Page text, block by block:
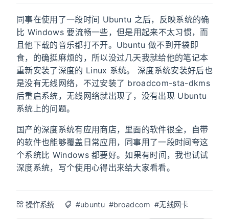
同事在使用了一段时间 Ubuntu 之后，反映系统的确
比 Windows 要流畅一些，但是用起来不太习惯，而
且他下载的音乐都打不开。Ubuntu 做不到开袋即
食，的确挺麻烦的，所以没过几天我就给他的笔记本
重新安装了深度的 Linux 系统。 深度系统安装好后也
是没有无线网络，不过安装了 broadcom-sta-dkms
后重启系统，无线网络就出现了，没有出现 Ubuntu
系统上的问题。
国产的深度系统有应用商店，里面的软件很全，自带
的软件也能够覆盖日常应用，同事用了一段时间夸这
个系统比 Windows 都要好。如果有时间，我也试试
深度系统，写个使用心得出来给大家看看。
操作系统 #ubuntu #broadcom #无线网卡